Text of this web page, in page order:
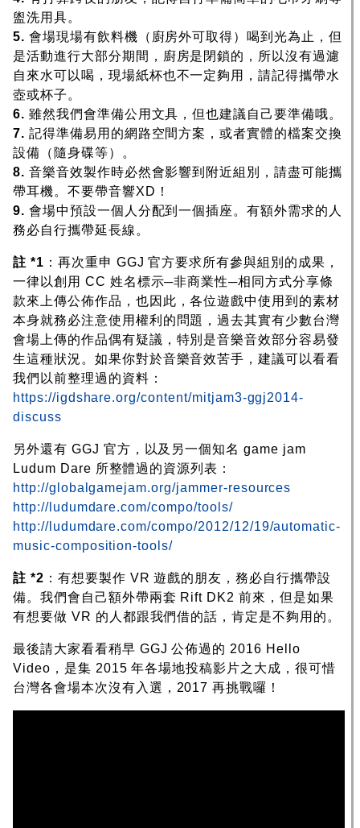
盥洗用具。
5. 會場現場有飲料機（廚房外可取得）喝到光為止，但
是活動進行大部分期間，廚房是閉鎖的，所以沒有過濾
自來水可以喝，現場紙杯也不一定夠用，請記得攜帶水
壺或杯子。
6. 雖然我們會準備公用文具，但也建議自己要準備哦。
7. 記得準備易用的網路空間方案，或者實體的檔案交換
設備（隨身碟等）。
8. 音樂音效製作時必然會影響到附近組別，請盡可能攜
帶耳機。不要帶音響XD！
9. 會場中預設一個人分配到一個插座。有額外需求的人
務必自行攜帶延長線。
註 *1 ：再次重申 GGJ 官方要求所有參與組別的成果，
一律以創用 CC 姓名標示─非商業性─相同方式分享條
款來上傳公佈作品，也因此，各位遊戲中使用到的素材
本身就務必注意使用權利的問題，過去其實有少數台灣
會場上傳的作品偶有疑議，特別是音樂音效部分容易發
生這種狀況。如果你對於音樂音效苦手，建議可以看看
我們以前整理過的資料：
https://igdshare.org/content/mitjam3-ggj2014-
discuss
另外還有 GGJ 官方，以及另一個知名 game jam
Ludum Dare 所整體過的資源列表：
http://globalgamejam.org/jammer-resources
http://ludumdare.com/compo/tools/
http://ludumdare.com/compo/2012/12/19/automatic-
music-composition-tools/
註 *2 ：有想要製作 VR 遊戲的朋友，務必自行攜帶設
備。我們會自己額外帶兩套 Rift DK2 前來，但是如果
有想要做 VR 的人都跟我們借的話，肯定是不夠用的。
最後請大家看看稍早 GGJ 公佈過的 2016 Hello
Video，是集 2015 年各場地投稿影片之大成，很可惜
台灣各會場本次沒有入選，2017 再挑戰囉！